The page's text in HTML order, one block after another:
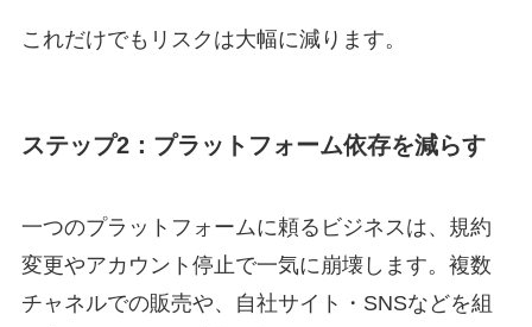
これだけでもリスクは大幅に減ります。
ステップ2：プラットフォーム依存を減らす
一つのプラットフォームに頼るビジネスは、規約
変更やアカウント停止で一気に崩壊します。複数
チャネルでの販売や、自社サイト・SNSなどを組